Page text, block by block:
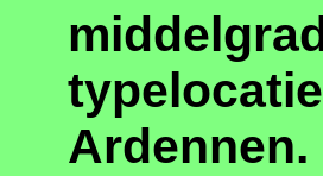
Ardennen.